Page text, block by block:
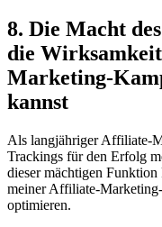
8.‌ Die Macht
die
Marketing-
⁢kannst
Als⁢ langjähriger Affiliate-
Trackings für den Erfolg
dieser mächtigen
meiner ‍Affiliate-
optimieren.